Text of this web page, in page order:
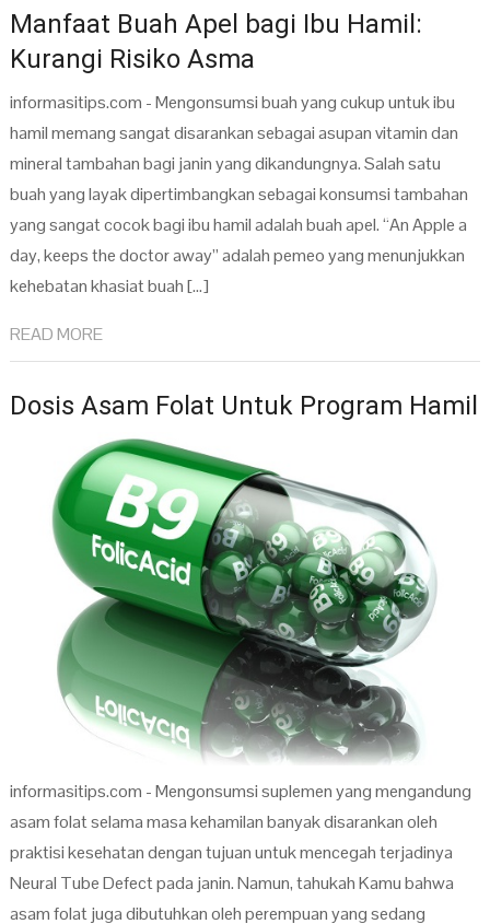
Manfaat Buah Apel bagi Ibu Hamil:
Kurangi Risiko Asma
informasitips.com - Mengonsumsi buah yang cukup untuk ibu
hamil memang sangat disarankan sebagai asupan vitamin dan
mineral tambahan bagi janin yang dikandungnya. Salah satu
buah yang layak dipertimbangkan sebagai konsumsi tambahan
yang sangat cocok bagi ibu hamil adalah buah apel. “An Apple a
day, keeps the doctor away” adalah pemeo yang menunjukkan
kehebatan khasiat buah […]
READ MORE
Dosis Asam Folat Untuk Program Hamil
informasitips.com - Mengonsumsi suplemen yang mengandung
asam folat selama masa kehamilan banyak disarankan oleh
praktisi kesehatan dengan tujuan untuk mencegah terjadinya
Neural Tube Defect pada janin. Namun, tahukah Kamu bahwa
asam folat juga dibutuhkan oleh perempuan yang sedang